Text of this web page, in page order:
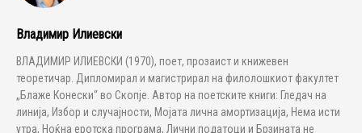
Владимир Илиевски
ВЛАДИМИР ИЛИЕВСКИ (1970), поет, прозаист и книжевен
теоретичар. Дипломирал и магистрирал на филолошкиот факултет
„Блаже Конески“ во Скопје. Автор на поетските книги: Гледач на
линија, Избор и случајности, Мојата лична амортизација, Нема исти
утра, Ноќна еротска програма, Лични податоци и Брзината не